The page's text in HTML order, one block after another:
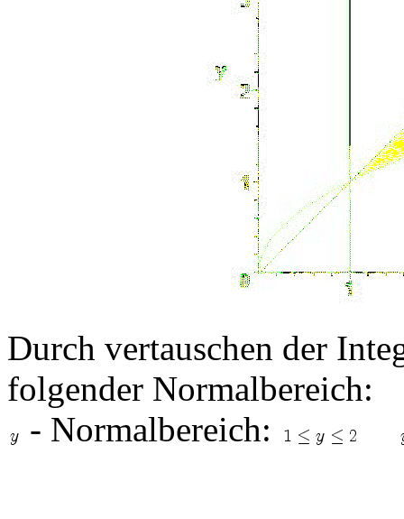
Durch vertauschen der
folgender Normalbereich:
- Normalbereich: